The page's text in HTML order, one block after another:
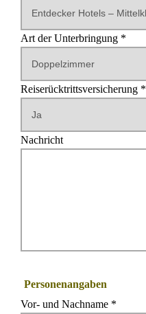
Art der Unterbringung *
Reiserücktrittsversicherung *
Nachricht
Personenangaben
Vor- und Nachname *